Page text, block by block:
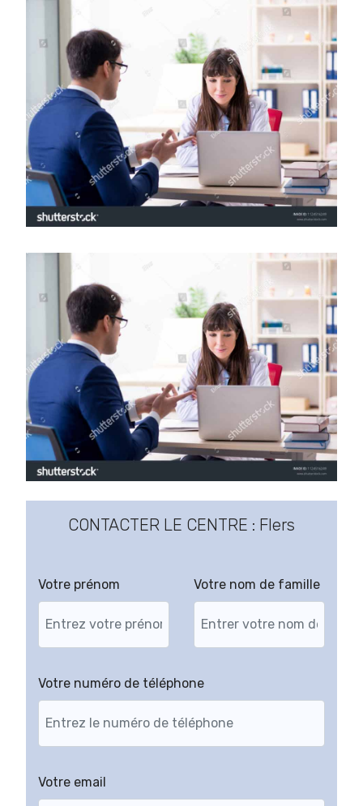
CONTACTER LE CENTRE : Flers
Votre prénom Votre nom de famille
Votre numéro de téléphone
Votre email